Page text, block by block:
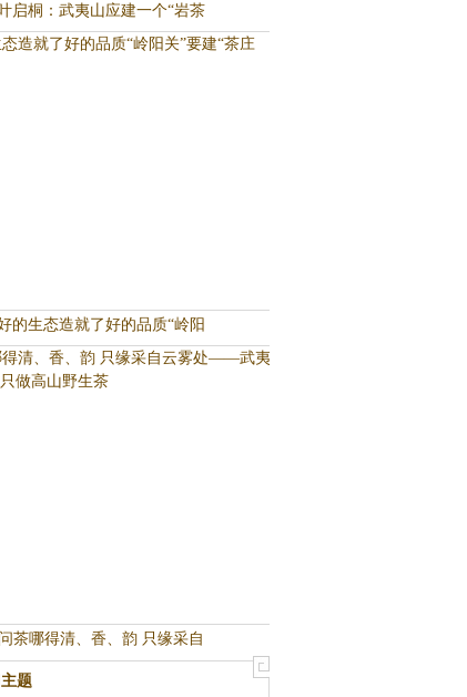
启桐：武夷山应建一个“岩茶
的生态造就了好的品质“岭阳
问茶哪得清、香、韵 只缘采自
题